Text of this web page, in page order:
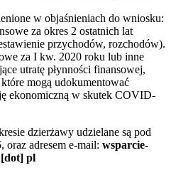
w objaśnieniach do wniosku:
za okres 2 ostatnich lat
przychodów, rozchodów).
za I kw. 2020 roku lub inne
utratę płynności finansowej,
mogą udokumentować
ekonomiczną w skutek COVID-
dzierżawy udzielane są pod
, oraz adresem e-mail: wsparcie-
[dot] pl